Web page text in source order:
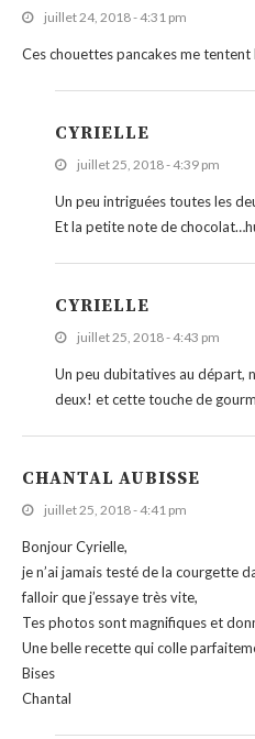
juillet 24, 2018 - 4:31 pm
Ces chouettes pancakes me
CYRIELLE
juillet 25, 2018 - 4:39 pm
Un peu intriguées toutes les
Et la petite note de
CYRIELLE
juillet 25, 2018 - 4:43 pm
Un peu dubitatives au départ,
deux! et cette touche de
CHANTAL AUBISSE
juillet 25, 2018 - 4:41 pm
Bonjour Cyrielle,
je n’ai jamais testé de la courgette
falloir que j’essaye très vite,
Tes photos sont magnifiques et
Une belle recette qui colle
Bises
Chantal